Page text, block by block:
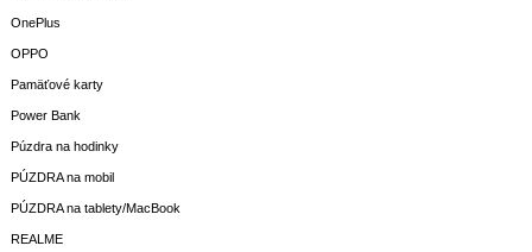
OnePlus
OPPO
Pamäťové karty
Power Bank
Púzdra na hodinky
PÚZDRA na mobil
PÚZDRA na tablety/MacBook
REALME